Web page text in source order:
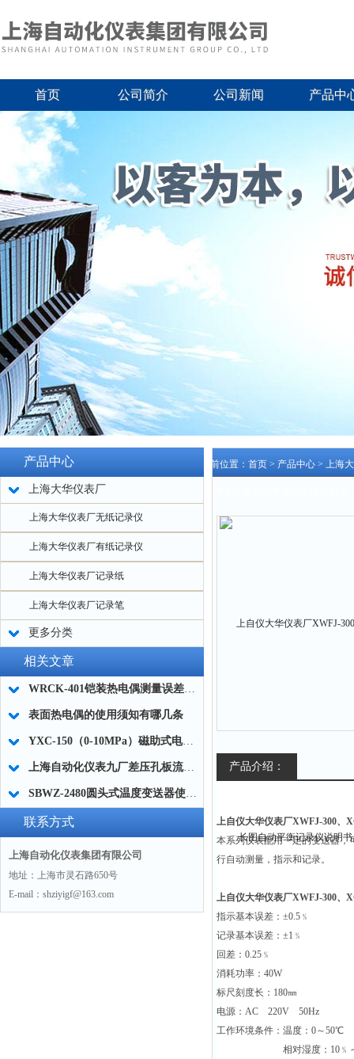
首页 公司简介 公司新闻 产品中
产品中心
上海大华仪表厂
上海大华仪表厂无纸记录仪
上海大华仪表厂有纸记录仪
上海大华仪表厂记录纸
上海大华仪表厂记录笔
更多分类
相关文章
WRCK-401铠装热电偶测量误差及其注意事项
表面热电偶的使用须知有哪几条
YXC-150（0-10MPa）磁助式电接点压力表如何接线
上海自动化仪表九厂差压孔板流量计数值不稳定什么原因
SBWZ-2480圆头式温度变送器使用选型
联系方式
上海自动化仪表集团有限公司
地址：上海市灵石路650号
E-mail：shziyigf@163.com
当前位置： 首页 > 产品中心 > 上海
产品介绍：
上自仪大华仪表厂XWFJ-300、
本系列仪表配用一定的变送器，
行自动测量，指示和记录。
上自仪大华仪表厂XWFJ-300、
指示基本误差：±0.5﹪
记录基本误差：±1﹪
回差：0.25﹪
消耗功率：40W
标尺刻度长：180㎜
电源：AC 220V 50Hz
工作环境条件：温度：0～50℃
相对湿度：10﹪～